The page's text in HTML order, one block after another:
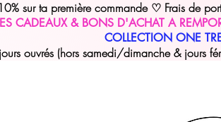
sur ta première commande ♡ Frais de
CADEAUX & BONS D'ACHAT A
COLLECTION ONE
ouvrés (hors samedi/dimanche & jours